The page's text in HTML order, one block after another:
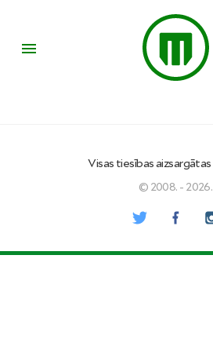
Visas tiesības aizsargātas
© 2008. - 2026.